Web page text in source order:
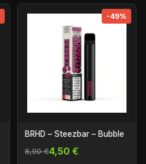
-49%
BRHD – Steezbar – Bubble
8,90 €4,50 €